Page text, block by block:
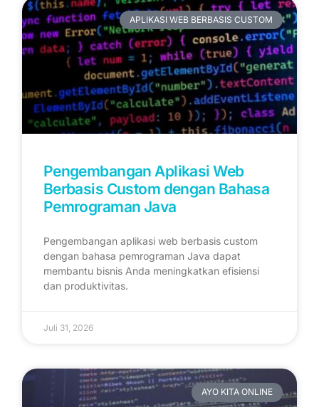
APLIKASI WEB BERBASIS CUSTOM
Pengembangan Aplikasi Web
Berbasis Custom dengan Bahasa
Pemrograman Java
Pengembangan aplikasi web berbasis custom
dengan bahasa pemrograman Java dapat
membantu bisnis Anda meningkatkan efisiensi
dan produktivitas.
Juli 31, 2026
AYO KITA ONLINE